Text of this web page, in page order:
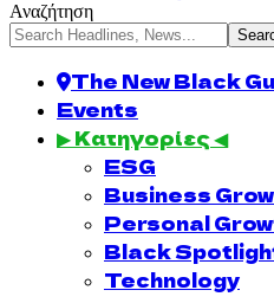
Αναζήτηση
The New Black
Events
▶ Κατηγορίες ◀
ESG
Business
Personal
Black
Technology